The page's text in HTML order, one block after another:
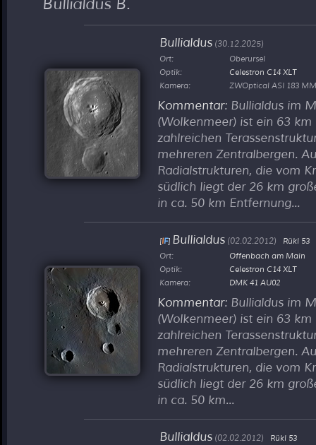
Bullialdus (30.12.2025)
Ort:
Oberursel
Optik:
Celestron C14 XLT
Kamera:
ZWOptical ASI 183
Kommentar: Bullialdus im
(Wolkenmeer) ist ein 63
zahlreichen
mehreren Zentralbergen.
Radialstrukturen, die vom
südlich liegt der 26 km
in ca. 50 km Entfernung...
[IF] Bullialdus (02.02.2012)
Rükl 53
Ort:
Offenbach am Main
Optik:
Celestron C14 XLT
Kamera:
DMK 41 AU02
Kommentar: Bullialdus im
(Wolkenmeer) ist ein 63
zahlreichen
mehreren Zentralbergen.
Radialstrukturen, die vom
südlich liegt der 26 km
in ca. 50 km...
Bullialdus (02.02.2012)
Rükl 53